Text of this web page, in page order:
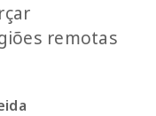
remotas